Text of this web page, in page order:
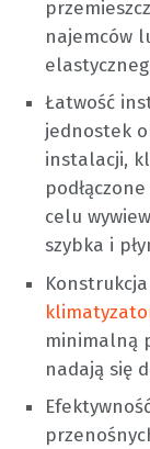
najemców
Łatwość
jednostek
instalacji,
celu
szybka i
minimalną
nadają się